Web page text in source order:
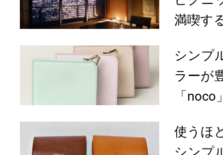
満喫す
シンプ
ラーが
「
使うほ
シンプ